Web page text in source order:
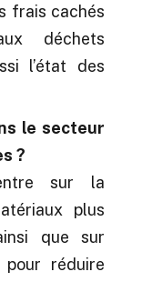
frais cachés
déchets
l’état des
le secteur
?
sur la
plus
que sur
pour réduire